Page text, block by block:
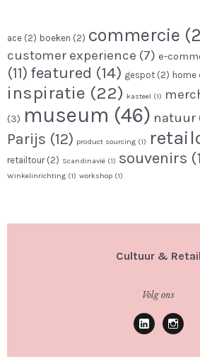
ace (2) boeken (2) commercie
customer experience (7) e-
(11) featured (14) gespot (2) home
inspiratie (22) kasteel (1)
(3) museum (46) natuur
Parijs (12) product sourcing (1)
retailtour(2) Scandinavië (1) souvenirs
Winkelinrichting (1) workshop (1)
Cultuur & Retail
Volg ons